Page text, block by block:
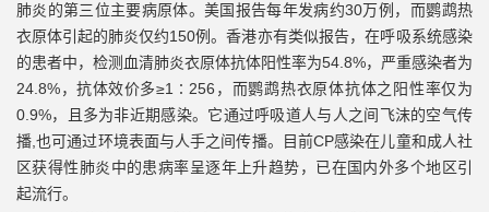
肺炎的第三位主要病原体。美国报告每年发病约30万例，而鹦鹉热
衣原体引起的肺炎仅约150例。香港亦有类似报告，在呼吸系统感染
的患者中，检测血清肺炎衣原体抗体阳性率为54.8%，严重感染者为
24.8%，抗体效价多≥1∶256 ，而鹦鹉热衣原体抗体之阳性率仅为
0.9%，且多为非近期感染。它通过呼吸道人与人之间飞沫的空气传
播,也可通过环境表面与人手之间传播。目前CP感染在儿童和成人社
区获得性肺炎中的患病率呈逐年上升趋势，已在国内外多个地区引
起流行。